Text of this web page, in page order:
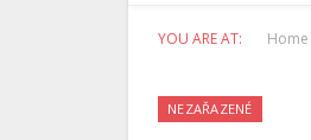
YOU ARE AT: Home
NEZAŘAZENÉ